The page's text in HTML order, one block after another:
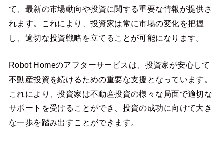
て、最新の市場動向や投資に関する重要な情報が提供さ
れます。これにより、投資家は常に市場の変化を把握
し、適切な投資戦略を立てることが可能になります。
Robot Homeのアフターサービスは、投資家が安心して
不動産投資を続けるための重要な支援となっています。
これにより、投資家は不動産投資の様々な局面で適切な
サポートを受けることができ、投資の成功に向けて大き
な一歩を踏み出すことができます。